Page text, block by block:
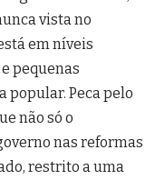
vista no
em níveis
pequenas
popular. Peca pelo
não só o
nas reformas
restrito a uma